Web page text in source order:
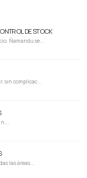
DE STOCK
Ñamandu se...
sin complicac...
n...
las áreas...